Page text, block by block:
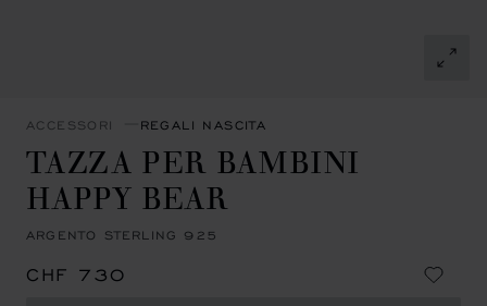
ACCESSORI REGALI NASCITA
TAZZA PER BAMBINI
HAPPY BEAR
ARGENTO STERLING 925
CHF 730